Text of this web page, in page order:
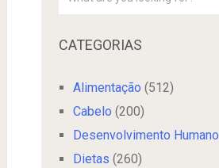
CATEGORIAS
Alimentação (512)
Cabelo (200)
Desenvolvimento Humano
Dietas (260)